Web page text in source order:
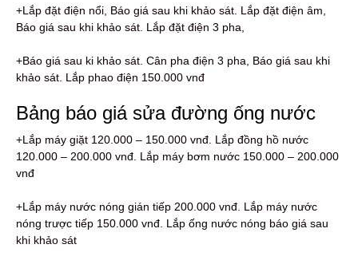
+Lắp đặt điện nổi, Báo giá sau khi khảo sát. Lắp đặt điện âm,
Báo giá sau khi khảo sát. Lắp đặt điện 3 pha,
+Báo giá sau ki khảo sát. Cân pha điện 3 pha, Báo giá sau khi
khảo sát. Lắp phao điện 150.000 vnđ
Bảng báo giá sửa đường ống nước
+Lắp máy giặt 120.000 – 150.000 vnđ. Lắp đồng hồ nước
120.000 – 200.000 vnđ. Lắp máy bơm nước 150.000 – 200.000
vnđ
+Lắp máy nước nóng gián tiếp 200.000 vnđ. Lắp máy nước
nóng trược tiếp 150.000 vnđ. Lắp ống nước nóng báo giá sau
khi khảo sát